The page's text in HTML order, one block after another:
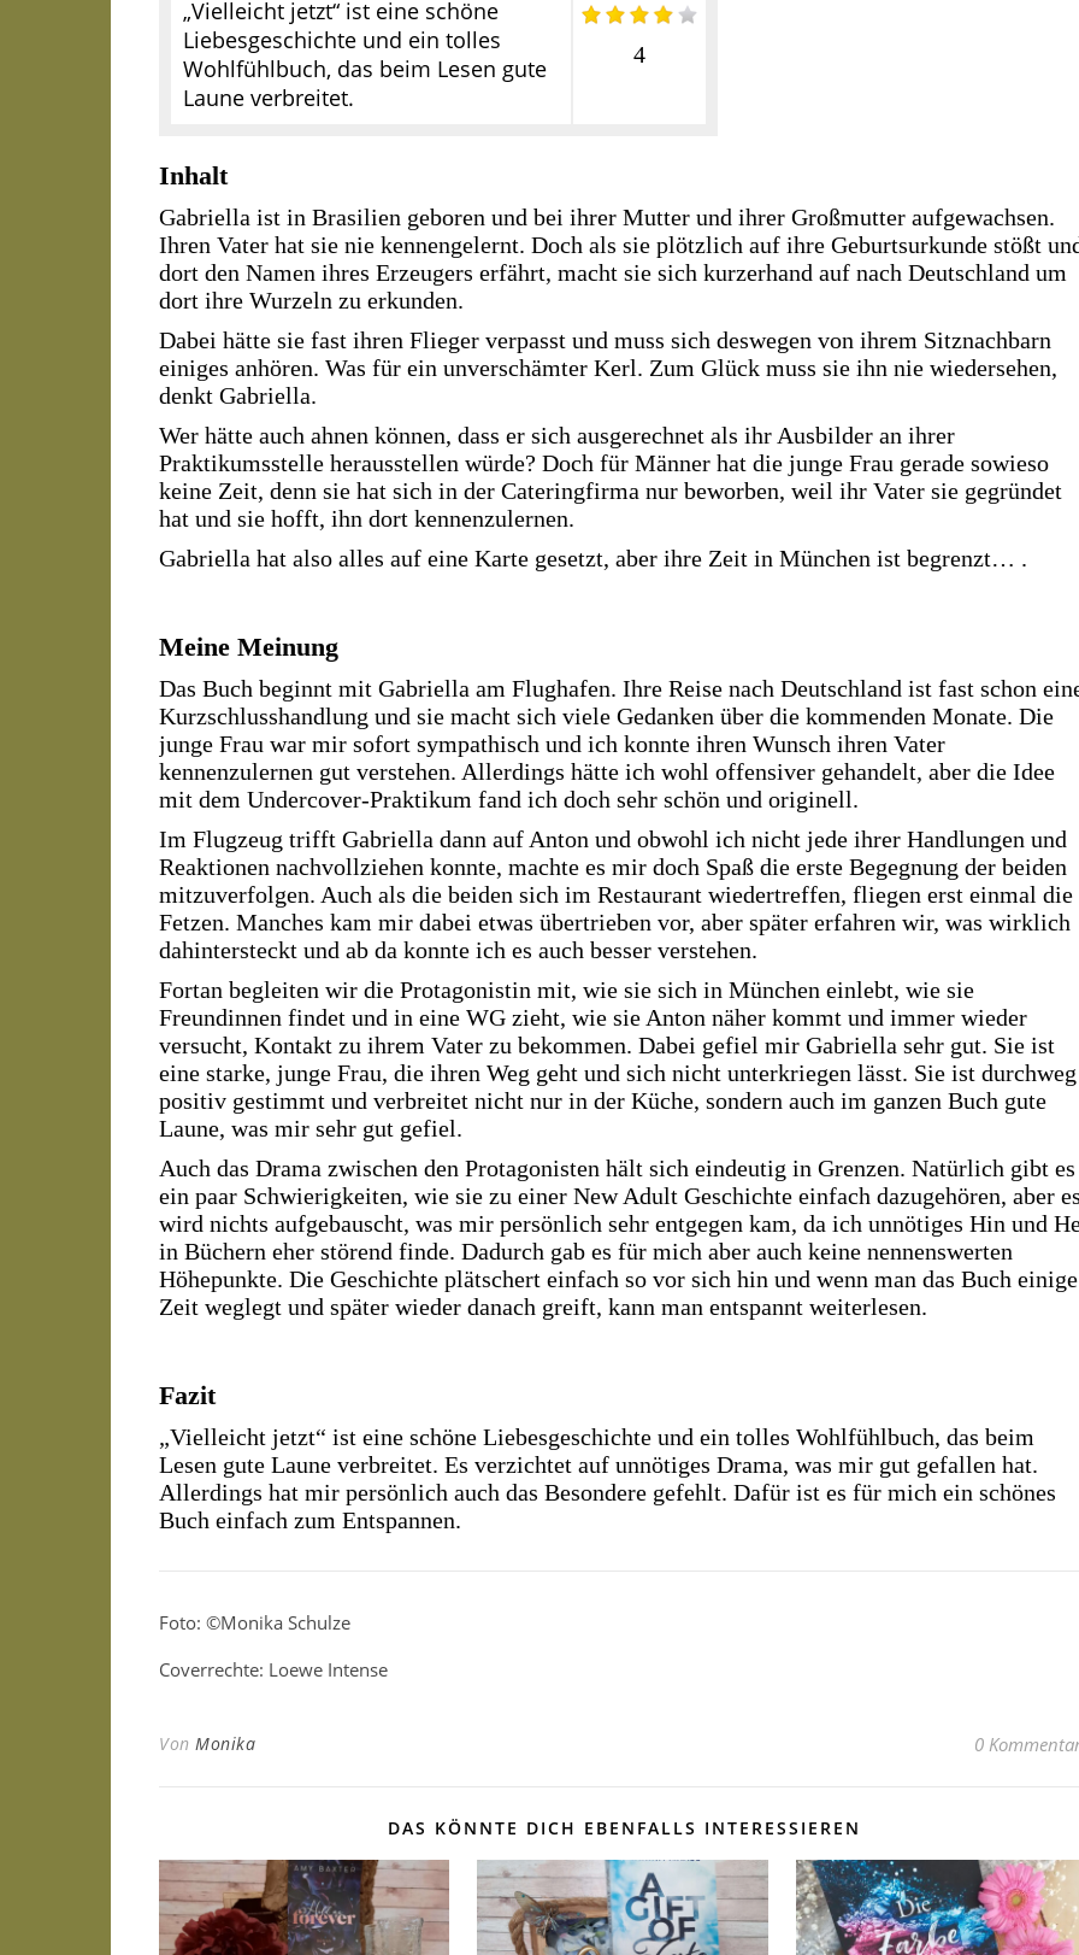
4
„Vielleicht jetzt“ ist eine schöne
Liebesgeschichte und ein tolles
Wohlfühlbuch, das beim Lesen gute
Laune verbreitet.
Inhalt
Gabriella ist in Brasilien geboren und bei ihrer Mutter und ihrer Großmutter aufgewachsen.
Ihren Vater hat sie nie kennengelernt. Doch als sie plötzlich auf ihre Geburtsurkunde stößt
dort den Namen ihres Erzeugers erfährt, macht sie sich kurzerhand auf nach Deutschland um
dort ihre Wurzeln zu erkunden.
Dabei hätte sie fast ihren Flieger verpasst und muss sich deswegen von ihrem Sitznachbarn
einiges anhören. Was für ein unverschämter Kerl. Zum Glück muss sie ihn nie wiedersehen,
denkt Gabriella.
Wer hätte auch ahnen können, dass er sich ausgerechnet als ihr Ausbilder an ihrer
Praktikumsstelle herausstellen würde? Doch für Männer hat die junge Frau gerade sowieso
keine Zeit, denn sie hat sich in der Cateringfirma nur beworben, weil ihr Vater sie gegründet
hat und sie hofft, ihn dort kennenzulernen.
Gabriella hat also alles auf eine Karte gesetzt, aber ihre Zeit in München ist begrenzt… .
Meine Meinung
Das Buch beginnt mit Gabriella am Flughafen. Ihre Reise nach Deutschland ist fast schon
Kurzschlusshandlung und sie macht sich viele Gedanken über die kommenden Monate. Die
junge Frau war mir sofort sympathisch und ich konnte ihren Wunsch ihren Vater
kennenzulernen gut verstehen. Allerdings hätte ich wohl offensiver gehandelt, aber die Idee
mit dem Undercover-Praktikum fand ich doch sehr schön und originell.
Im Flugzeug trifft Gabriella dann auf Anton und obwohl ich nicht jede ihrer Handlungen und
Reaktionen nachvollziehen konnte, machte es mir doch Spaß die erste Begegnung der beiden
mitzuverfolgen. Auch als die beiden sich im Restaurant wiedertreffen, fliegen erst einmal die
Fetzen. Manches kam mir dabei etwas übertrieben vor, aber später erfahren wir, was wirklich
dahintersteckt und ab da konnte ich es auch besser verstehen.
Fortan begleiten wir die Protagonistin mit, wie sie sich in München einlebt, wie sie
Freundinnen findet und in eine WG zieht, wie sie Anton näher kommt und immer wieder
versucht, Kontakt zu ihrem Vater zu bekommen. Dabei gefiel mir Gabriella sehr gut. Sie ist
eine starke, junge Frau, die ihren Weg geht und sich nicht unterkriegen lässt. Sie ist durchweg
positiv gestimmt und verbreitet nicht nur in der Küche, sondern auch im ganzen Buch gute
Laune, was mir sehr gut gefiel.
Auch das Drama zwischen den Protagonisten hält sich eindeutig in Grenzen. Natürlich gibt es
ein paar Schwierigkeiten, wie sie zu einer New Adult Geschichte einfach dazugehören, aber
wird nichts aufgebauscht, was mir persönlich sehr entgegen kam, da ich unnötiges Hin und
in Büchern eher störend finde. Dadurch gab es für mich aber auch keine nennenswerten
Höhepunkte. Die Geschichte plätschert einfach so vor sich hin und wenn man das Buch einige
Zeit weglegt und später wieder danach greift, kann man entspannt weiterlesen.
Fazit
„Vielleicht jetzt“ ist eine schöne Liebesgeschichte und ein tolles Wohlfühlbuch, das beim
Lesen gute Laune verbreitet. Es verzichtet auf unnötiges Drama, was mir gut gefallen hat.
Allerdings hat mir persönlich auch das Besondere gefehlt. Dafür ist es für mich ein schönes
Buch einfach zum Entspannen.
Foto: ©Monika Schulze
Coverrechte: Loewe Intense
Von Monika 0
DAS KÖNNTE DICH EBENFALLS INTERESSIEREN